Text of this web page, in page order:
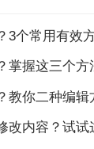
3个常用有效
握这三个方法
教你二种编辑
改内容？试试